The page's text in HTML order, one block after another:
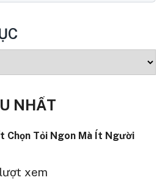
NHẤT
Chọn Tỏi Ngon Mà Ít Người
xem